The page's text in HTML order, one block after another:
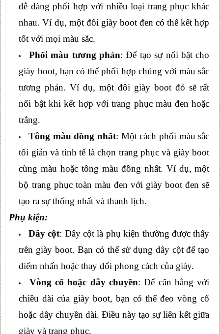
dễ dàng phối hợp với nhiều loại trang phục khác
nhau. Ví dụ, một đôi giày boot đen có thể kết hợp
tốt với mọi màu sắc.
Phối màu tương phản: Để tạo sự nổi bật cho
giày boot, bạn có thể phối hợp chúng với màu sắc
tương phản. Ví dụ, một đôi giày boot đỏ sẽ rất
nổi bật khi kết hợp với trang phục màu đen hoặc
trắng.
Tông màu đồng nhất: Một cách phối màu sắc
tối giản và tinh tế là chọn trang phục và giày boot
cùng màu hoặc tông màu đồng nhất. Ví dụ, một
bộ trang phục toàn màu đen với giày boot đen sẽ
tạo ra sự thống nhất và thanh lịch.
Phụ kiện:
Dây cột: Dây cột là phụ kiện thường được thấy
trên giày boot. Bạn có thể sử dụng dây cột để tạo
điểm nhấn hoặc thay đổi phong cách của giày.
Vòng cổ hoặc dây chuyền: Để cân bằng với
chiều dài của giày boot, bạn có thể đeo vòng cổ
hoặc dây chuyền dài. Điều này tạo sự liên kết giữa
giày và trang phục.